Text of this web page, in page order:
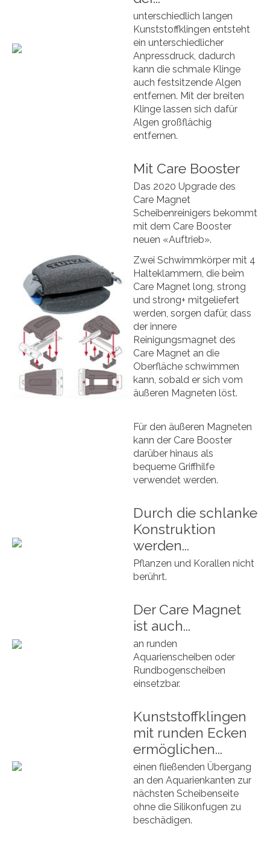
unterschiedlich langen
Kunststoffklingen entsteht
ein unterschiedlicher
Anpressdruck, dadurch
kann die schmale Klinge
auch festsitzende Algen
entfernen. Mit der breiten
Klinge lassen sich dafür
Algen großflächig
entfernen.
Mit Care Booster
Das 2020 Upgrade des
Care Magnet
Scheibenreinigers bekommt
mit dem Care Booster
neuen «Auftrieb».
Zwei Schwimmkörper mit 4
Halteklammern, die beim
Care Magnet long, strong
und strong+ mitgeliefert
werden, sorgen dafür, dass
der innere
Reinigungsmagnet des
Care Magnet an die
Oberfläche schwimmen
kann, sobald er sich vom
äußeren Magneten löst.
Für den äußeren Magneten
kann der Care Booster
darüber hinaus als
bequeme Griffhilfe
verwendet werden.
Durch die schlanke
Konstruktion
werden...
Pflanzen und Korallen nicht
berührt.
Der Care Magnet
ist auch...
an runden
Aquarienscheiben oder
Rundbogenscheiben
einsetzbar.
Kunststoffklingen
mit runden Ecken
ermöglichen...
einen fließenden Übergang
an den Aquarienkanten zur
nächsten Scheibenseite
ohne die Silikonfugen zu
beschädigen.